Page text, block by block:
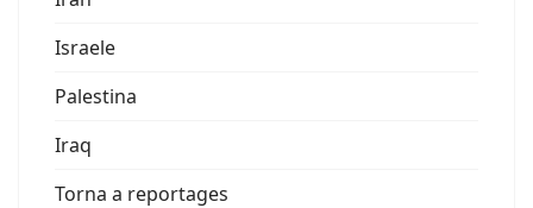
Israele
Palestina
Iraq
Torna a reportages